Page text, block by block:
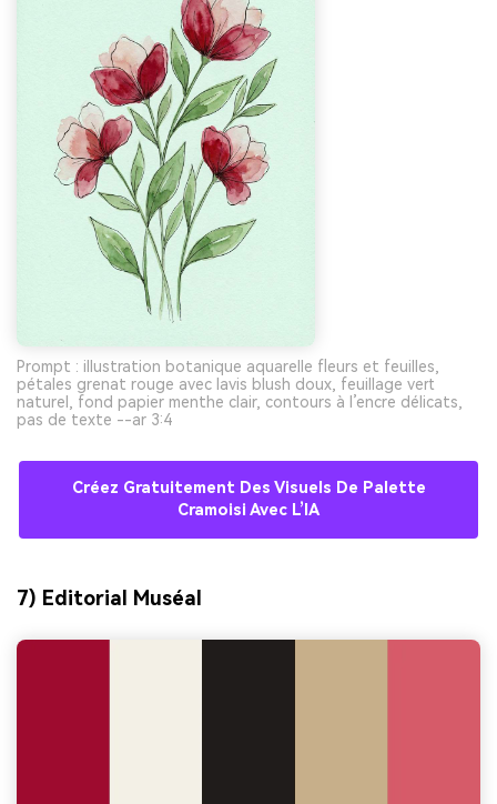
Prompt : illustration botanique aquarelle fleurs et feuilles,
pétales grenat rouge avec lavis blush doux, feuillage vert
naturel, fond papier menthe clair, contours à l’encre délicats,
pas de texte --ar 3:4
Créez Gratuitement Des Visuels De Palette
Cramoisi Avec L’IA
7) Editorial Muséal